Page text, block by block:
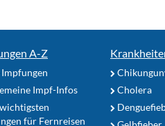
A-Z
Impf-Infos
für Fernreisen
Cholera